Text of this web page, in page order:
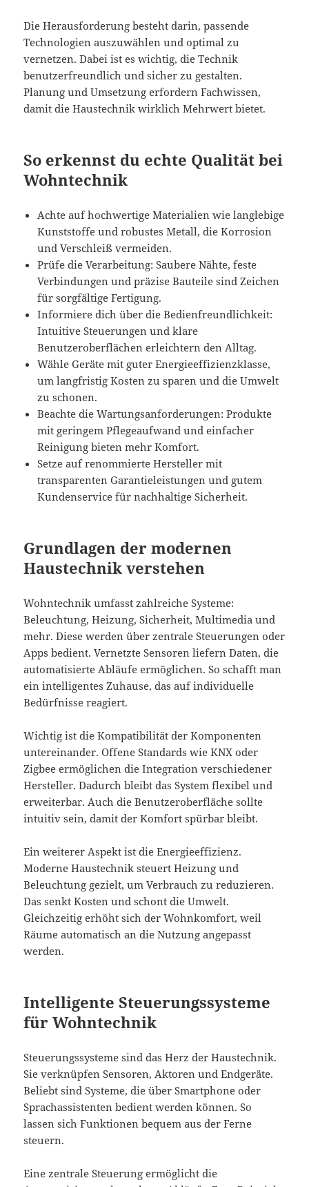
Die Herausforderung besteht darin, passende
Technologien auszuwählen und optimal zu
vernetzen. Dabei ist es wichtig, die Technik
benutzerfreundlich und sicher zu gestalten.
Planung und Umsetzung erfordern Fachwissen,
damit die Haustechnik wirklich Mehrwert bietet.
So erkennst du echte Qualität bei
Wohntechnik
Achte auf hochwertige Materialien wie langlebige
Kunststoffe und robustes Metall, die Korrosion
und Verschleiß vermeiden.
Prüfe die Verarbeitung: Saubere Nähte, feste
Verbindungen und präzise Bauteile sind Zeichen
für sorgfältige Fertigung.
Informiere dich über die Bedienfreundlichkeit:
Intuitive Steuerungen und klare
Benutzeroberflächen erleichtern den Alltag.
Wähle Geräte mit guter Energieeffizienzklasse,
um langfristig Kosten zu sparen und die Umwelt
zu schonen.
Beachte die Wartungsanforderungen: Produkte
mit geringem Pflegeaufwand und einfacher
Reinigung bieten mehr Komfort.
Setze auf renommierte Hersteller mit
transparenten Garantieleistungen und gutem
Kundenservice für nachhaltige Sicherheit.
Grundlagen der modernen
Haustechnik verstehen
Wohntechnik umfasst zahlreiche Systeme:
Beleuchtung, Heizung, Sicherheit, Multimedia und
mehr. Diese werden über zentrale Steuerungen oder
Apps bedient. Vernetzte Sensoren liefern Daten, die
automatisierte Abläufe ermöglichen. So schafft man
ein intelligentes Zuhause, das auf individuelle
Bedürfnisse reagiert.
Wichtig ist die Kompatibilität der Komponenten
untereinander. Offene Standards wie KNX oder
Zigbee ermöglichen die Integration verschiedener
Hersteller. Dadurch bleibt das System flexibel und
erweiterbar. Auch die Benutzeroberfläche sollte
intuitiv sein, damit der Komfort spürbar bleibt.
Ein weiterer Aspekt ist die Energieeffizienz.
Moderne Haustechnik steuert Heizung und
Beleuchtung gezielt, um Verbrauch zu reduzieren.
Das senkt Kosten und schont die Umwelt.
Gleichzeitig erhöht sich der Wohnkomfort, weil
Räume automatisch an die Nutzung angepasst
werden.
Intelligente Steuerungssysteme
für Wohntechnik
Steuerungssysteme sind das Herz der Haustechnik.
Sie verknüpfen Sensoren, Aktoren und Endgeräte.
Beliebt sind Systeme, die über Smartphone oder
Sprachassistenten bedient werden können. So
lassen sich Funktionen bequem aus der Ferne
steuern.
Eine zentrale Steuerung ermöglicht die